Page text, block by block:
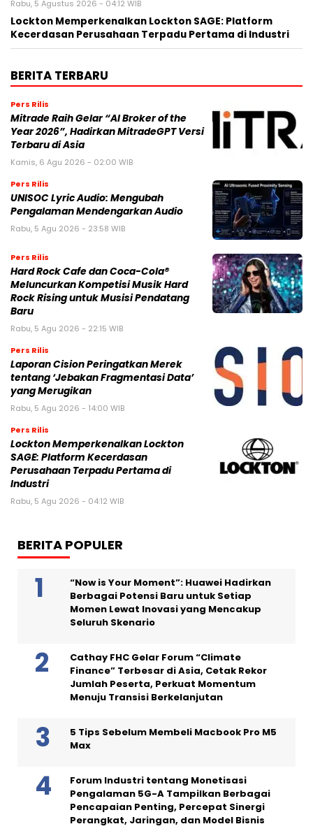
Rabu, 5 Agustus 2026 - 04:12 WIB
Lockton Memperkenalkan Lockton SAGE: Platform
Kecerdasan Perusahaan Terpadu Pertama di Industri
BERITA TERBARU
Pers Rilis
Mitrade Raih Gelar “AI Broker of the
Year 2026”, Hadirkan MitradeGPT Versi
Terbaru di Asia
Kamis, 6 Agu 2026 - 02:00 WIB
Pers Rilis
UNISOC Lyric Audio: Mengubah
Pengalaman Mendengarkan Audio
Rabu, 5 Agu 2026 - 23:58 WIB
Pers Rilis
Hard Rock Cafe dan Coca-Cola®
Meluncurkan Kompetisi Musik Hard
Rock Rising untuk Musisi Pendatang
Baru
Rabu, 5 Agu 2026 - 22:15 WIB
Pers Rilis
Laporan Cision Peringatkan Merek
tentang ‘Jebakan Fragmentasi Data’
yang Merugikan
Rabu, 5 Agu 2026 - 14:00 WIB
Pers Rilis
Lockton Memperkenalkan Lockton
SAGE: Platform Kecerdasan
Perusahaan Terpadu Pertama di
Industri
Rabu, 5 Agu 2026 - 04:12 WIB
BERITA POPULER
“Now is Your Moment”: Huawei Hadirkan
Berbagai Potensi Baru untuk Setiap
Momen Lewat Inovasi yang Mencakup
Seluruh Skenario
Cathay FHC Gelar Forum “Climate
Finance” Terbesar di Asia, Cetak Rekor
Jumlah Peserta, Perkuat Momentum
Menuju Transisi Berkelanjutan
5 Tips Sebelum Membeli Macbook Pro M5
Max
Forum Industri tentang Monetisasi
Pengalaman 5G-A Tampilkan Berbagai
Pencapaian Penting, Percepat Sinergi
Perangkat, Jaringan, dan Model Bisnis